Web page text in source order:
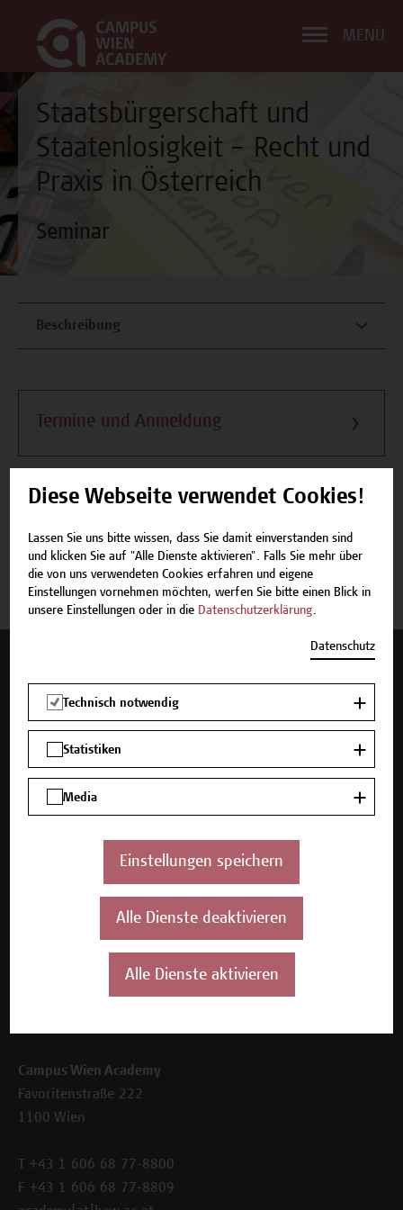
MENÜ
Staatsbürgerschaft und
Staatenlosigkeit – Recht und
Praxis in Österreich
Seminar
Beschreibung
Termine und Anmeldung
Beschreibung
Termine und Anmeldung
Unser Angebot
Seminare und Zertifikatsprogramme
Inhouse-Weiterbildung
Die Campus Wien Academy
Referenzen und Partner*innen
Campus Wien Academy
Favoritenstraße 222
1100 Wien
T +43 1 606 68 77-8800
F +43 1 606 68 77-8809
Diese Webseite verwendet Cookies!
Lassen Sie uns bitte wissen, dass Sie damit einverstanden sind
und klicken Sie auf "Alle Dienste aktivieren". Falls Sie mehr über
die von uns verwendeten Cookies erfahren und eigene
Einstellungen vornehmen möchten, werfen Sie bitte einen Blick in
unsere Einstellungen oder in die Datenschutzerklärung.
Datenschutz
Technisch notwendig
Statistiken
Media
Einstellungen speichern
Alle Dienste deaktivieren
Alle Dienste aktivieren